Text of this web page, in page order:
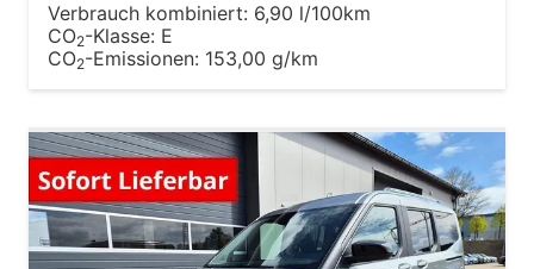
Verbrauch kombiniert: 6,90 l/100km
CO2-Klasse: E
CO2-Emissionen: 153,00 g/km